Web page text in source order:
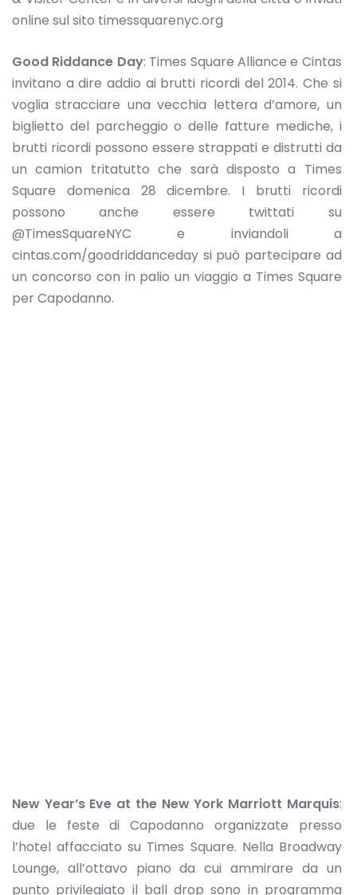
online sul sito timessquarenyc.org
Good Riddance Day: Times Square Alliance e Cintas
invitano a dire addio ai brutti ricordi del 2014. Che si
voglia stracciare una vecchia lettera d’amore, un
biglietto del parcheggio o delle fatture mediche, i
brutti ricordi possono essere strappati e distrutti da
un camion tritatutto che sarà disposto a Times
Square domenica 28 dicembre. I brutti ricordi
possono anche essere twittati su
@TimesSquareNYC e inviandoli a
cintas.com/goodriddanceday si può partecipare ad
un concorso con in palio un viaggio a Times Square
per Capodanno.
New Year’s Eve at the New York Marriott Marquis:
due le feste di Capodanno organizzate presso
l’hotel affacciato su Times Square. Nella Broadway
Lounge, all’ottavo piano da cui ammirare da un
punto privilegiato il ball drop sono in programma